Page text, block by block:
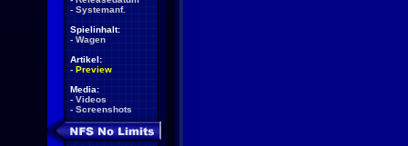
- Systemanf.
Spielinhalt:
- Wagen
Artikel:
- Preview
Media:
- Videos
- Screenshots